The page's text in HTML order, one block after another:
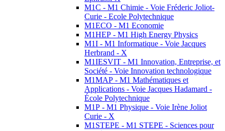
M1C - M1 Chimie - Voie Fréderic Joliot-
Curie - Ecole Polytechnique
M1ECO - M1 Economie
M1HEP - M1 High Energy Physics
M1I - M1 Informatique - Voie Jacques
Herbrand - X
M1IESVIT - M1 Innovation, Entreprise, et
Société - Voie Innovation technologique
M1MAP - M1 Mathématiques et
Applications - Voie Jacques Hadamard -
École Polytechnique
M1P - M1 Physique - Voie Irène Joliot
Curie - X
M1STEPE - M1 STEPE - Sciences pour